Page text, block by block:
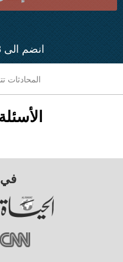
انضم الى 8 مليون من العملاء الراضين
المحادثات
في